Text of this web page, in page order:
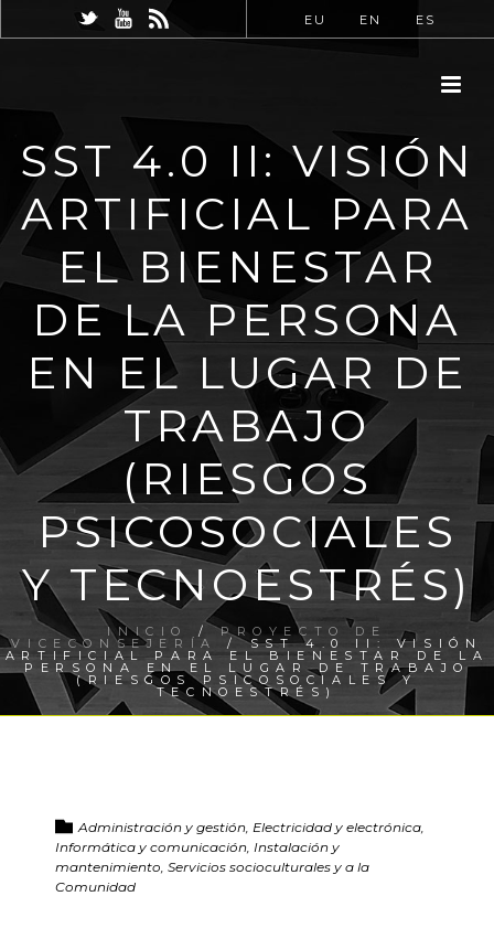
EU EN ES
SST 4.0 II: VISIÓN
ARTIFICIAL PARA
EL BIENESTAR
DE LA PERSONA
EN EL LUGAR DE
TRABAJO
(RIESGOS
PSICOSOCIALES
Y TECNOESTRÉS)
INICIO /PROYECTO DE
VICECONSEJERÍA / SST 4.0 II: VISIÓN
ARTIFICIAL PARA EL BIENESTAR DE LA
PERSONA EN EL LUGAR DE TRABAJO
(RIESGOS PSICOSOCIALES Y
TECNOESTRÉS)
Administración y gestión, Electricidad y electrónica,
Informática y comunicación, Instalación y
mantenimiento, Servicios socioculturales y a la
Comunidad